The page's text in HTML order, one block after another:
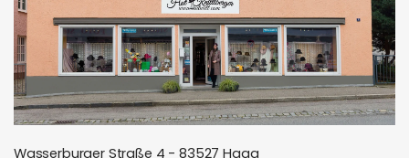
Wasserburger Straße 4 - 83527 Haag